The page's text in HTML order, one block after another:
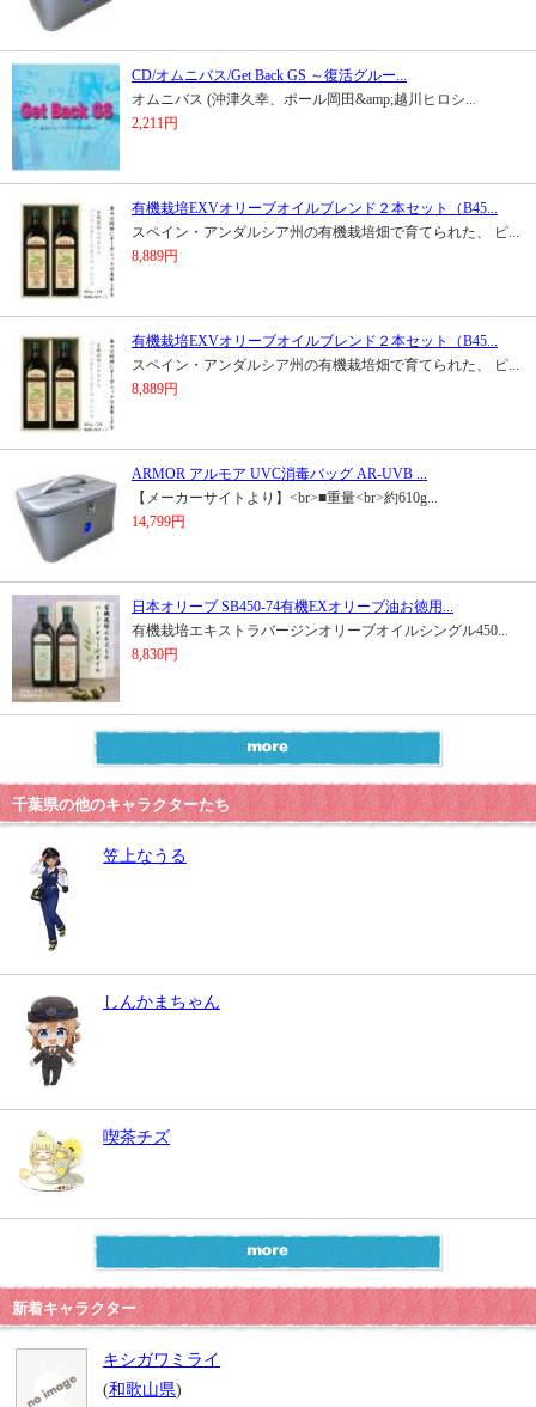
CD/オムニバス/Get Back GS ～復活グルー...
オムニバス (沖津久幸、ポール岡田&amp;越川ヒロシ...
2,211円
有機栽培EXVオリーブオイルブレンド２本セット（B45...
スペイン・アンダルシア州の有機栽培畑で育てられた、 ピ...
8,889円
有機栽培EXVオリーブオイルブレンド２本セット（B45...
スペイン・アンダルシア州の有機栽培畑で育てられた、 ピ...
8,889円
ARMOR アルモア UVC消毒バッグ AR-UVB ...
【メーカーサイトより】<br>■重量<br>約610g...
14,799円
日本オリーブ SB450-74有機EXオリーブ油お徳用...
有機栽培エキストラバージンオリーブオイルシングル450...
8,830円
千葉県の他のキャラクターたち
笠上なうる
しんかまちゃん
喫茶チズ
新着キャラクター
キシガワミライ
(和歌山県)